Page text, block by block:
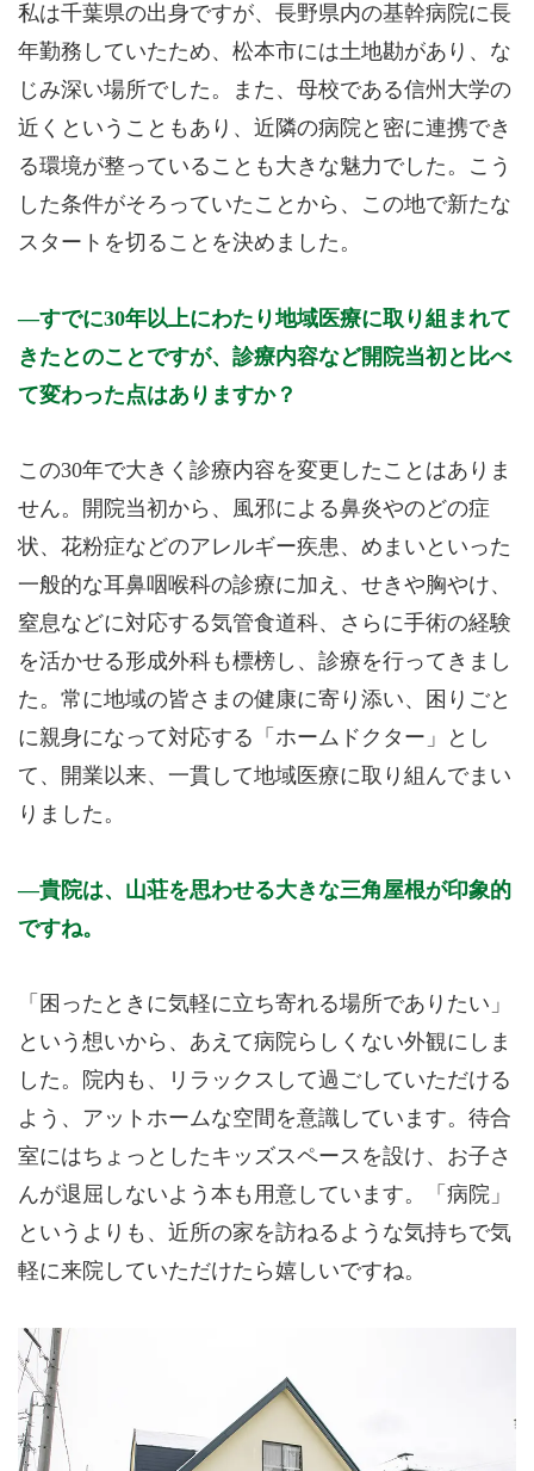
私は千葉県の出身ですが、長野県内の基幹病院に長
年勤務していたため、松本市には土地勘があり、な
じみ深い場所でした。また、母校である信州大学の
近くということもあり、近隣の病院と密に連携でき
る環境が整っていることも大きな魅力でした。こう
した条件がそろっていたことから、この地で新たな
スタートを切ることを決めました。
すでに30年以上にわたり地域医療に取り組まれて
きたとのことですが、診療内容など開院当初と比べ
て変わった点はありますか？
この30年で大きく診療内容を変更したことはありま
せん。開院当初から、風邪による鼻炎やのどの症
状、花粉症などのアレルギー疾患、めまいといった
一般的な耳鼻咽喉科の診療に加え、せきや胸やけ、
窒息などに対応する気管食道科、さらに手術の経験
を活かせる形成外科も標榜し、診療を行ってきまし
た。常に地域の皆さまの健康に寄り添い、困りごと
に親身になって対応する「ホームドクター」とし
て、開業以来、一貫して地域医療に取り組んでまい
りました。
貴院は、山荘を思わせる大きな三角屋根が印象的
ですね。
「困ったときに気軽に立ち寄れる場所でありたい」
という想いから、あえて病院らしくない外観にしま
した。院内も、リラックスして過ごしていただける
よう、アットホームな空間を意識しています。待合
室にはちょっとしたキッズスペースを設け、お子さ
んが退屈しないよう本も用意しています。「病院」
というよりも、近所の家を訪ねるような気持ちで気
軽に来院していただけたら嬉しいですね。